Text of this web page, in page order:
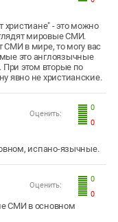
- это можно
мировые СМИ.
СМИ в мире, то могу вас
это англоязычные
этом вторые по
явно не христианские.
0
0
Оценить:
испано-язычные.
0
0
Оценить:
СМИ в основном